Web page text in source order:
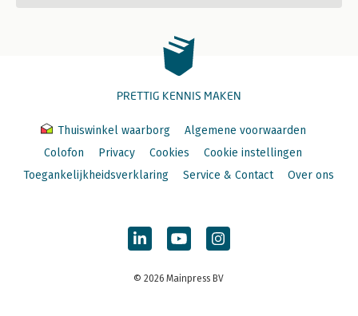
PRETTIG KENNIS MAKEN
Thuiswinkel waarborg
Algemene voorwaarden
Colofon
Privacy Cookies
Cookie instellingen
Toegankelijkheidsverklaring
Service & Contact Over ons
© 2026 Mainpress BV